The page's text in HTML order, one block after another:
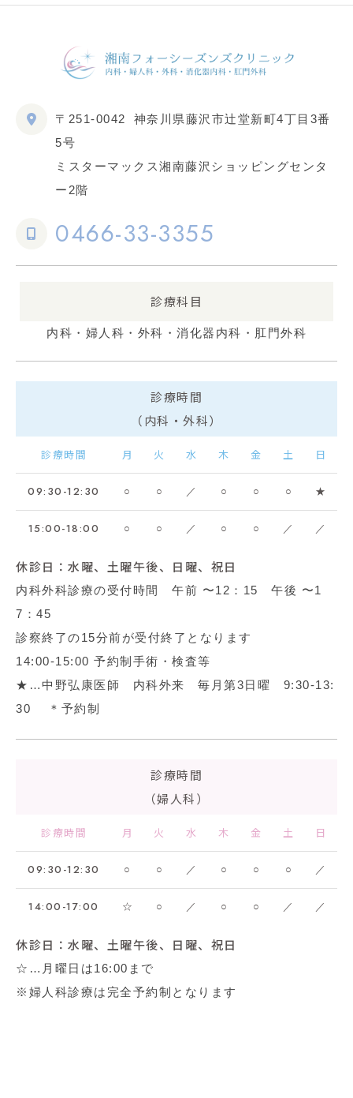
〒251-0042
神奈川県藤沢市辻堂新町4丁目3番
5号
ミスターマックス湘南藤沢ショッピングセンタ
ー2階
0466-33-3355
診療科目
内科・婦人科・外科・消化器内科・肛門外科
診療時間
（内科・外科）
診療時間 月 火 水 木 金 土 日
09:30-12:30 ○ ○ ／ ○ ○ ○ ★
15:00-18:00 ○ ○ ／ ○ ○ ／ ／
休診日：水曜、土曜午後、日曜、祝日
内科外科診療の受付時間 午前 〜12：15 午後 〜1
7：45
診察終了の15分前が受付終了となります
14:00-15:00 予約制手術・検査等
★…中野弘康医師 内科外来 毎月第3日曜 9:30-13:
30 ＊予約制
診療時間
（婦人科）
診療時間 月 火 水 木 金 土 日
09:30-12:30 ○ ○ ／ ○ ○ ○ ／
14:00-17:00 ☆ ○ ／ ○ ○ ／ ／
休診日：水曜、土曜午後、日曜、祝日
☆…月曜日は16:00まで
※婦人科診療は完全予約制となります